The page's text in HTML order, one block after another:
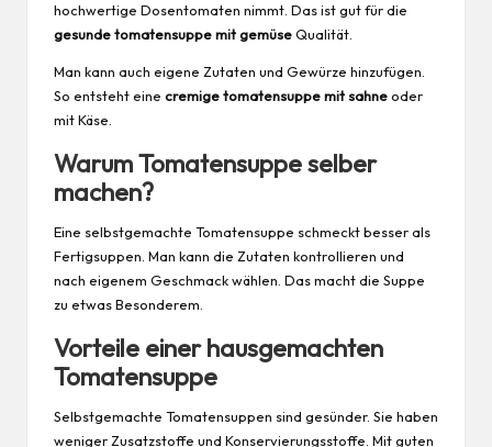
hochwertige Dosentomaten nimmt. Das ist gut für die
gesunde tomatensuppe mitgemüseQualität.
Man kann auch eigene Zutaten und Gewürze hinzufügen.
So entsteht eine cremige tomatensuppe mit sahneoder
mit Käse.
Warum Tomatensuppe selber
machen?
Eine selbstgemachte Tomatensuppe schmeckt besser als
Fertigsuppen. Man kann die Zutaten kontrollieren und
nach eigenem Geschmack wählen. Das macht die Suppe
zu etwas Besonderem.
Vorteile einer hausgemachten
Tomatensuppe
Selbstgemachte Tomatensuppen sind gesünder. Sie haben
weniger Zusatzstoffe und Konservierungsstoffe. Mit guten